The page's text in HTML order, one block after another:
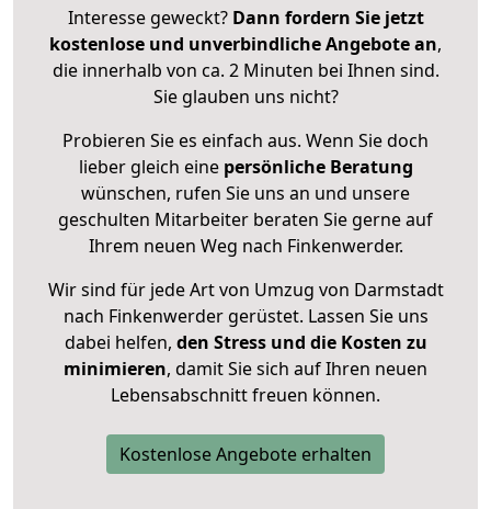
Interesse geweckt? Dann fordern Sie jetzt
kostenlose und unverbindliche Angebote an,
die innerhalb von ca. 2 Minuten bei Ihnen sind.
Sie glauben uns nicht?
Probieren Sie es einfach aus. Wenn Sie doch
lieber gleich eine persönliche Beratung
wünschen, rufen Sie uns an und unsere
geschulten Mitarbeiter beraten Sie gerne auf
Ihrem neuen Weg nach Finkenwerder.
Wir sind für jede Art von Umzug von Darmstadt
nach Finkenwerder gerüstet. Lassen Sie uns
dabei helfen, den Stress und die Kosten zu
minimieren, damit Sie sich auf Ihren neuen
Lebensabschnitt freuen können.
Kostenlose Angebote erhalten